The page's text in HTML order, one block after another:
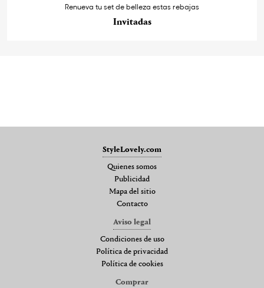
Renueva tu set de belleza estas rebajas
Invitadas
StyleLovely.com
Quienes somos
Publicidad
Mapa del sitio
Contacto
Aviso legal
Condiciones de uso
Política de privacidad
Política de cookies
Comprar